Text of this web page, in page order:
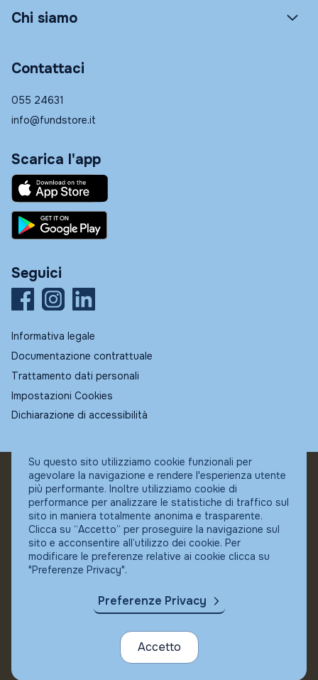
Chi siamo
Contattaci
055 24631
info@fundstore.it
Scarica l'app
Seguici
Informativa legale
Documentazione contrattuale
Trattamento dati personali
Impostazioni Cookies
Dichiarazione di accessibilità
© Fundstore
Collocatore autorizzato:
Banca Ifigest SpA
P.Iva: 04337180485
Su questo sito utilizziamo cookie funzionali per
agevolare la navigazione e rendere l'esperienza utente
più performante. Inoltre utilizziamo cookie di
performance per analizzare le statistiche di traffico sul
sito in maniera totalmente anonima e trasparente.
Clicca su “Accetto” per proseguire la navigazione sul
sito e acconsentire all’utilizzo dei cookie. Per
modificare le preferenze relative ai cookie clicca su
"Preferenze Privacy".
Preferenze Privacy
Accetto